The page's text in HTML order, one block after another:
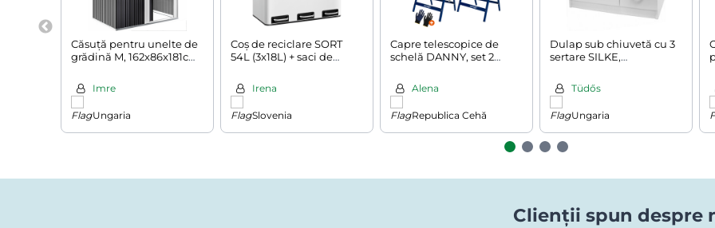
Căsuță pentru unelte de
grădină M, 162x86x181cm,
Imre
Ungaria
Coș de reciclare SORT
54L (3x18L) + saci de
Irena
Slovenia
Capre telescopice de
schelă DANNY, set 2
69x57x81-130cm,
argintiu/albastru
Alena
Republica Cehă
Dulap sub chiuvetă cu 3
sertare SILKE,
Tüdős
Ungaria
Clienții spun despre